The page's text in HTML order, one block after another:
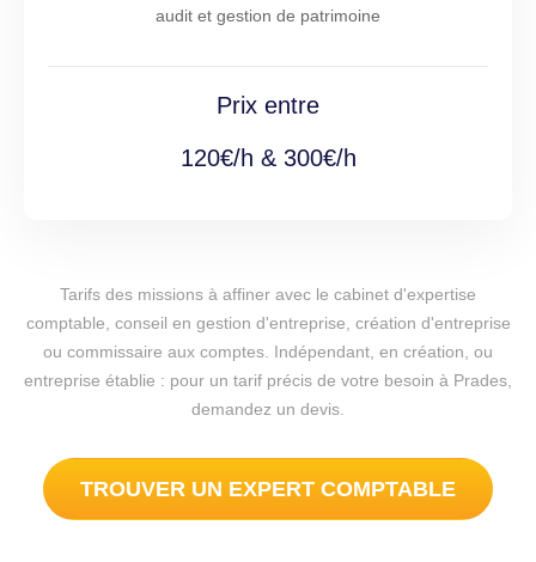
audit et gestion de patrimoine
Prix entre
120€/h & 300€/h
Tarifs des missions à affiner avec le cabinet d'expertise
comptable, conseil en gestion d'entreprise, création d'entreprise
ou commissaire aux comptes. Indépendant, en création, ou
entreprise établie : pour un tarif précis de votre besoin à Prades,
demandez un devis.
TROUVER UN EXPERT COMPTABLE